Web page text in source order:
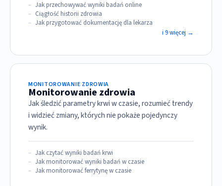
Jak przechowywać wyniki badań online
Ciągłość historii zdrowia
Jak przygotować dokumentację dla lekarza
i 9 więcej →
MONITOROWANIE ZDROWIA
Monitorowanie zdrowia
Jak śledzić parametry krwi w czasie, rozumieć trendy
i widzieć zmiany, których nie pokaże pojedynczy
wynik.
Jak czytać wyniki badań krwi
Jak monitorować wyniki badań w czasie
Jak monitorować ferrytynę w czasie